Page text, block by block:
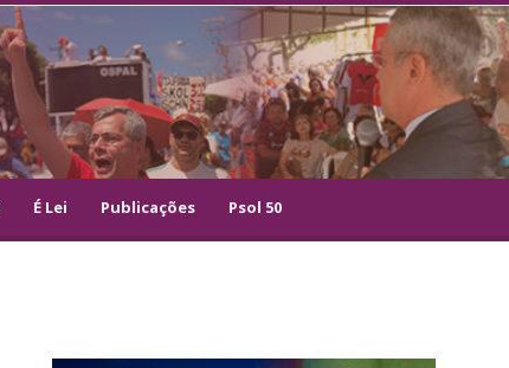
É Lei Publicações Psol 50